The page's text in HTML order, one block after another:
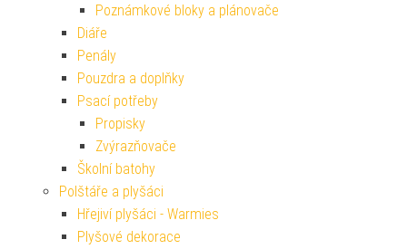
Poznámkové bloky a plánovače
Diáře
Penály
Pouzdra a doplňky
Psací potřeby
Propisky
Zvýrazňovače
Školní batohy
Polštáře a plyšáci
Hřejiví plyšáci - Warmies
Plyšové dekorace